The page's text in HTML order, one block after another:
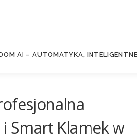
AI – AUTOMATYKA,
Smart Klamek w